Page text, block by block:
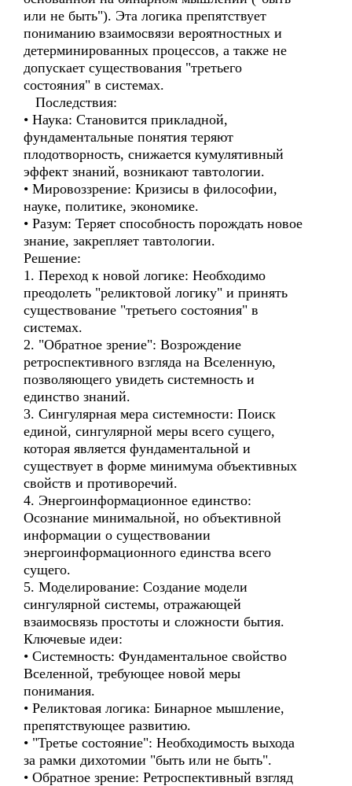
или не быть"). Эта логика препятствует
пониманию взаимосвязи вероятностных и
детерминированных процессов, а также не
допускает существования "третьего
состояния" в системах.
Последствия:
• Наука: Становится прикладной,
фундаментальные понятия теряют
плодотворность, снижается кумулятивный
эффект знаний, возникают тавтологии.
• Мировоззрение: Кризисы в философии,
науке, политике, экономике.
• Разум: Теряет способность порождать новое
знание, закрепляет тавтологии.
Решение:
1. Переход к новой логике: Необходимо
преодолеть "реликтовой логику" и принять
существование "третьего состояния" в
системах.
2. "Обратное зрение": Возрождение
ретроспективного взгляда на Вселенную,
позволяющего увидеть системность и
единство знаний.
3. Сингулярная мера системности: Поиск
единой, сингулярной меры всего сущего,
которая является фундаментальной и
существует в форме минимума объективных
свойств и противоречий.
4. Энергоинформационное единство:
Осознание минимальной, но объективной
информации о существовании
энергоинформационного единства всего
сущего.
5. Моделирование: Создание модели
сингулярной системы, отражающей
взаимосвязь простоты и сложности бытия.
Ключевые идеи:
• Системность: Фундаментальное свойство
Вселенной, требующее новой меры
понимания.
• Реликтовая логика: Бинарное мышление,
препятствующее развитию.
• "Третье состояние": Необходимость выхода
за рамки дихотомии "быть или не быть".
• Обратное зрение: Ретроспективный взгляд